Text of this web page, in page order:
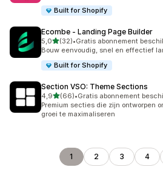
Built for Shopify
Ecombe ‑ Landing Page Builder
5,0van 5 sterren
(32)
32 recensies in totaal
•Gratis abonnement
Bouw eenvoudig, snel en effectief
Built for Shopify
Section VSO: Theme Sections
4,9van 5 sterren
(66)
66 recensies in totaal
•Gratis abonnement
Premium secties die zijn ontworpen
groei te maximaliseren
1 2 3 4